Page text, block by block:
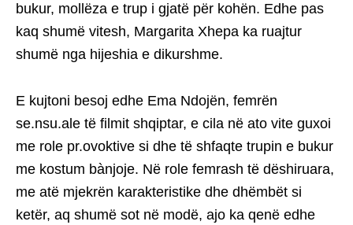
bukur, mollëza e trup i gjatë për kohën. Edhe pas
kaq shumë vitesh, Margarita Xhepa ka ruajtur
shumë nga hijeshia e dikurshme.
E kujtoni besoj edhe Ema Ndojën, femrën
se.nsu.ale të filmit shqiptar, e cila në ato vite guxoi
me role pr.ovoktive si dhe të shfaqte trupin e bukur
me kostum bànjoje. Në role femrash të dëshiruara,
me atë mjekrën karakteristike dhe dhëmbët si
ketër, aq shumë sot në modë, ajo ka qenë edhe